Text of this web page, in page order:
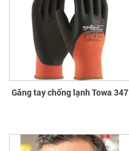
Găng tay chống lạnh Towa 347